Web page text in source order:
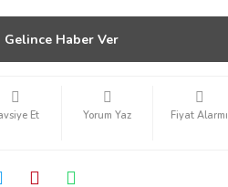
Gelince Haber Ver
Et Yorum Yaz Fiyat Alarmı